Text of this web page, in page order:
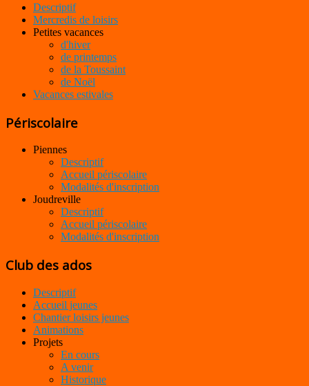
Descriptif
Mercredis de loisirs
Petites vacances
d'hiver
de printemps
de la Toussaint
de Noël
Vacances estivales
Périscolaire
Piennes
Descriptif
Accueil périscolaire
Modalités d'inscription
Joudreville
Descriptif
Accueil périscolaire
Modalités d'inscription
Club des ados
Descriptif
Accueil jeunes
Chantier loisirs jeunes
Animations
Projets
En cours
A venir
Historique